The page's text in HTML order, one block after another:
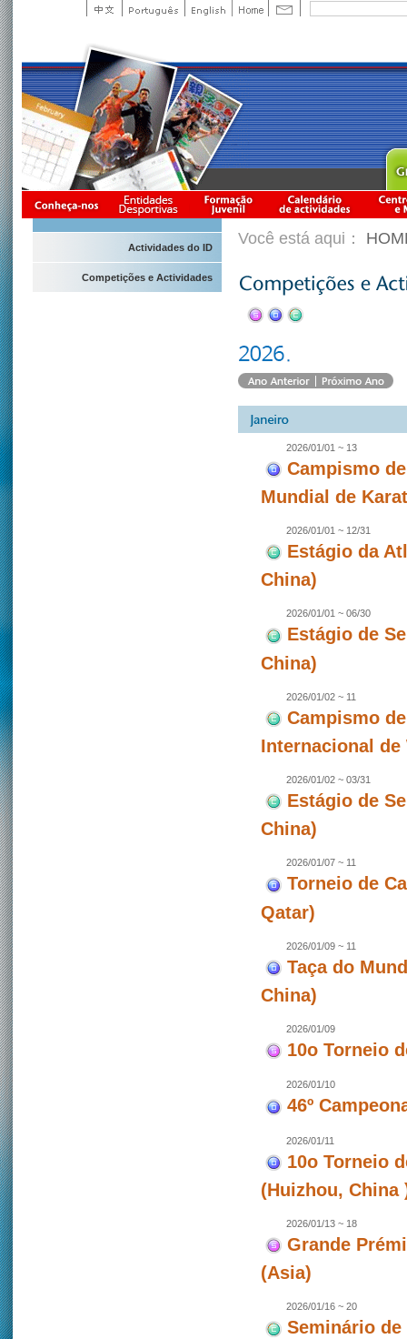
Actividades do ID
Competições e Actividades
Você está aqui：
2026/01/01 ~ 13
Campismo
Mundial de
2026/01/01 ~ 12/31
Estágio da
China)
2026/01/01 ~ 06/30
Estágio de
China)
2026/01/02 ~ 11
Campismo
Internacional de
2026/01/02 ~ 03/31
Estágio de
China)
2026/01/07 ~ 11
Torneio de
Qatar)
2026/01/09 ~ 11
Taça do
China)
2026/01/09
10o Torneio
2026/01/10
46º
2026/01/11
10o Torneio
(Huizhou, China
2026/01/13 ~ 18
Grande
(Asia)
2026/01/16 ~ 20
Seminário de